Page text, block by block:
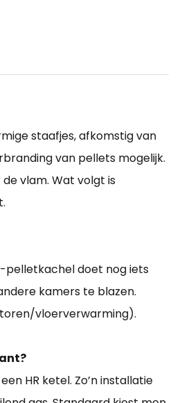
staafjes, afkomstig van
van pellets mogelijk.
vlam. Wat volgt is
pelletkachel doet nog iets
kamers te blazen.
vloerverwarming).
HR ketel. Zo’n installatie